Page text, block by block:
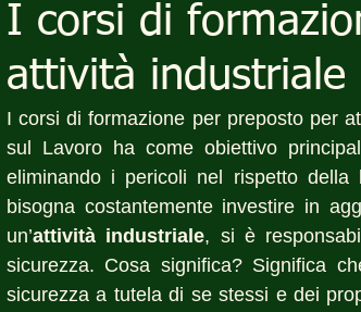
I corsi di
attività industriale
I corsi di formazione per preposto per
sul Lavoro ha come obiettivo
eliminando i pericoli nel rispetto
bisogna costantemente investire in
un’attività industriale, si è
sicurezza. Cosa significa? Significa
sicurezza a tutela di se stessi e dei